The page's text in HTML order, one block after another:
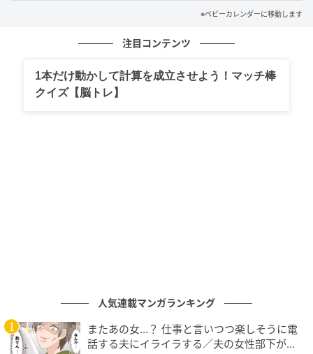
※ベビーカレンダーが独自に実施したアンケートで集
時期：2026年1月）
ベビーカレンダー
です。みんなのクチコミや体験談から産婦人科検
索、おでかけ情報、離乳食レシピまで。月間利用者1
※ベビーカレンダーに移動します
注目コンテンツ
1本だけ動かして計算を成立させよう！マッチ棒
クイズ【脳トレ】
人気連載マンガランキング
またあの女…？ 仕事と言いつつ楽しそうに電
話する夫にイライラする／夫の女性部下が気